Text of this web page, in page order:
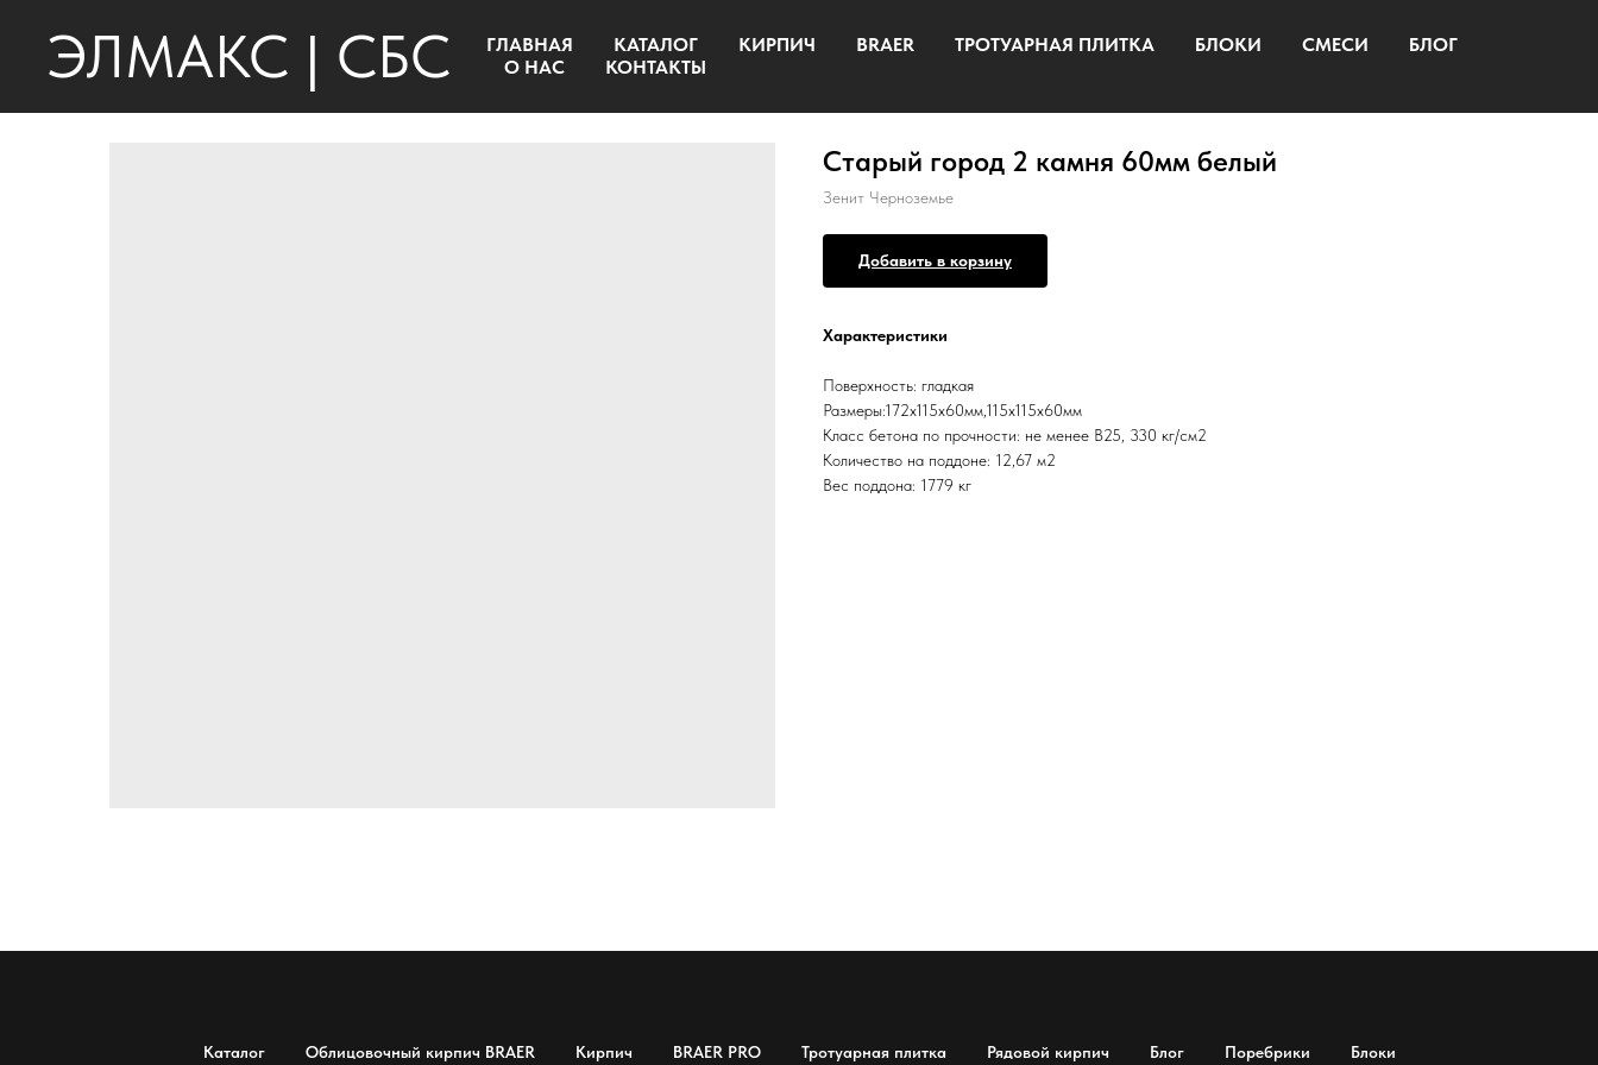
ЭЛМАКС | СБС ГЛАВНАЯ КАТАЛОГ КИРПИЧ BRAER ТРОТУАРНАЯ ПЛИТКА БЛОКИ СМЕСИ
БЛОГ
О НАС
КОНТАКТЫ
Старый город 2 камня 60мм белый
Зенит Черноземье
Добавить в корзину
Характеристики
Поверхность: гладкая
Размеры:172x115x60мм,115x115x60мм
Класс бетона по прочности: не менее B25, 330 кг/см2
Количество на поддоне: 12,67 м2
Вес поддона: 1779 кг
Каталог Облицовочный кирпич BRAER Кирпич BRAER PRO Тротуарная плитка Рядовой кирпич Блог Поребрики
Блоки